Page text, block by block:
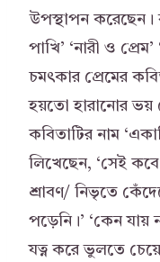
উপস্থাপন করেছেন।
পাখি’ ‘নারী ও
চমৎকার প্রেমের
হয়তো হারানোর ভয়
কবিতাটির নাম
লিখেছেন, ‘সেই
শ্রাবণ/ নিভৃতে
পড়েনি।’ ‘কেন যায়
যত্ন করে ভুলতে